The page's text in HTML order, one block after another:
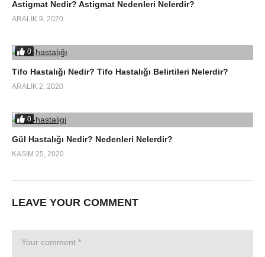
Astigmat Nedir? Astigmat Nedenleri Nelerdir?
ARALIK 9, 2020
0
Tifo Hastalığı Nedir? Tifo Hastalığı Belirtileri Nelerdir?
ARALIK 2, 2020
0
Gül Hastalığı Nedir? Nedenleri Nelerdir?
KASIM 25, 2020
LEAVE YOUR COMMENT